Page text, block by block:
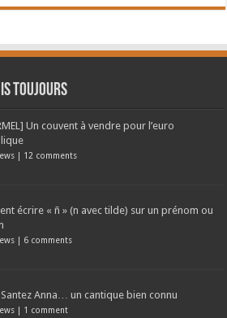
toujours
Un couvent à vendre pour l’euro
12 comments
écrire « ñ » (n avec tilde) sur un prénom ou
6 comments
Anna… un cantique bien connu
1 comment